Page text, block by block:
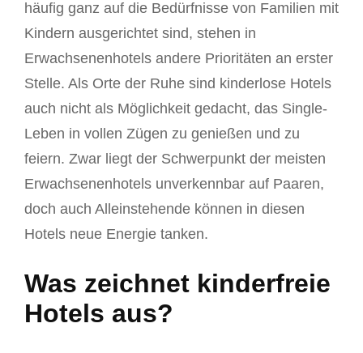
häufig ganz auf die Bedürfnisse von Familien mit
Kindern ausgerichtet sind, stehen in
Erwachsenenhotels andere Prioritäten an erster
Stelle. Als Orte der Ruhe sind kinderlose Hotels
auch nicht als Möglichkeit gedacht, das Single-
Leben in vollen Zügen zu genießen und zu
feiern. Zwar liegt der Schwerpunkt der meisten
Erwachsenenhotels unverkennbar auf Paaren,
doch auch Alleinstehende können in diesen
Hotels neue Energie tanken.
Was zeichnet kinderfreie
Hotels aus?